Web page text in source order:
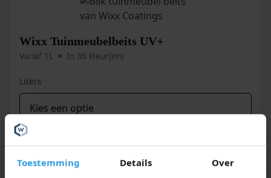
Toestemming Details Over
Wixx Tuinmeubelbeits UV+
Vanaf 1L In 36 kleur(en)
Liters
Kleur